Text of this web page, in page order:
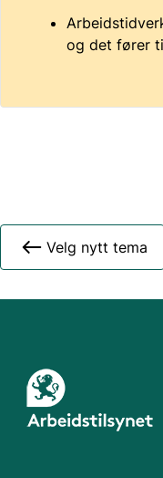
og det fører
Velg nytt tema